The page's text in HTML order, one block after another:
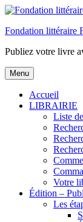
Aller
contenu
Fondation littéraire
Publiez votre livre
Menu
Accueil
LIBRAIRIE
Liste
Votre
Édition –
Les